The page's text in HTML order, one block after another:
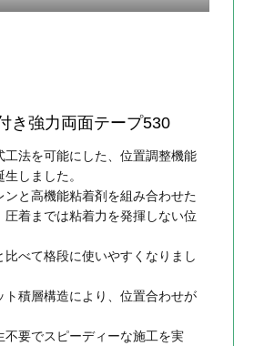
き強力両面テープ530
工法を可能にした、位置調整機能
しました。
ンと高機能粘着剤を組み合わせた
圧着までは粘着力を発揮しない位
比べて格段に使いやすくなりまし
ト積層構造により、位置合わせが
不要でスピーディーな施工を実